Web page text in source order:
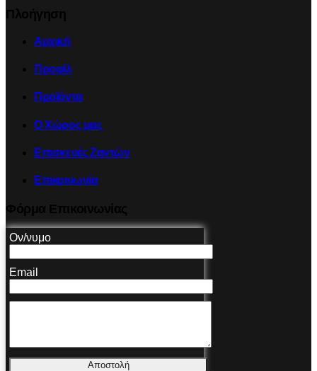
Αρχική
Προφίλ
Προϊόντα
Ο Χώρος μας
Επισκευές Ζαντών
Επικοινωνία
Ον/νυμο
Email
Αποστολή